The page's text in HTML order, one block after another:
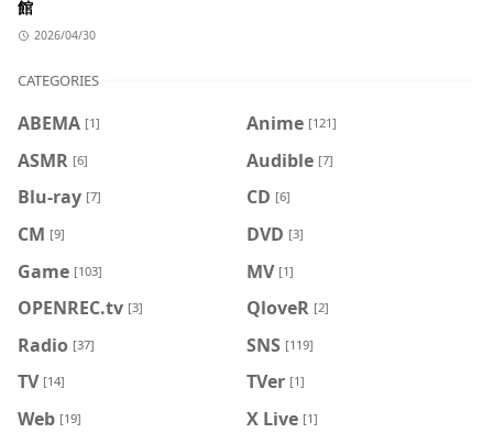
館
2026/04/30
CATEGORIES
ABEMA [1] Anime [121]
ASMR [6] Audible [7]
Blu-ray [7] CD [6]
CM [9] DVD [3]
Game [103] MV [1]
OPENREC.tv [3] QloveR [2]
Radio [37] SNS [119]
TV [14] TVer [1]
Web [19] X Live [1]